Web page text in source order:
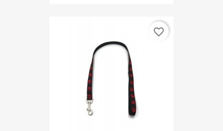
favorite_border